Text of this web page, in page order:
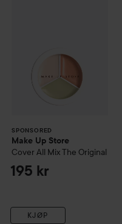
SPONSORED
Make Up Store
Cover All MixThe Original
195 kr
KJØP